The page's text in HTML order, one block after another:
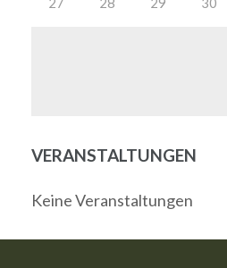
VERANSTALTUNGEN
Keine Veranstaltungen